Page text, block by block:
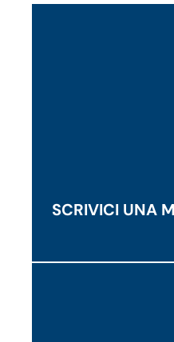
SCRIVICI UNA